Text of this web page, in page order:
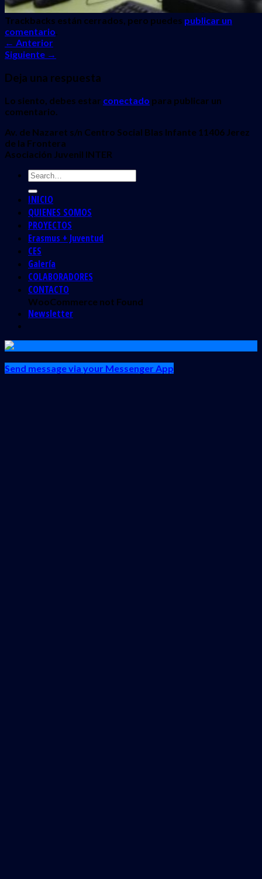
Trackbacks están cerrados, pero puedes publicar un
comentario.
← Anterior
Siguiente →
Deja una respuesta
Lo siento, debes estar conectado para publicar un
comentario.
Av. de Nazaret s/n Centro Social Blas Infante 11406 Jerez
de la Frontera
Asociación Juvenil INTER
INICIO
QUIENES SOMOS
PROYECTOS
Erasmus + Juventud
CES
Galería
COLABORADORES
CONTACTO
WooCommerce not Found
Newsletter
Send message via your Messenger App